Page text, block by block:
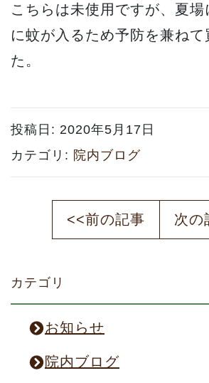
こちらは未使用ですが、夏場
に蚊が入るため予防を兼ねて
た。
投稿日: 2020年5月17日
カテゴリ: 院内ブログ
<<前の記事 次の
カテゴリ
お知らせ
院内ブログ